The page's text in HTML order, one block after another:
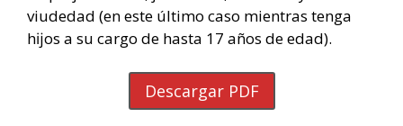
viudedad (en este último caso mientras tenga
hĳos a su cargo de hasta 17 años de edad).
Descargar PDF